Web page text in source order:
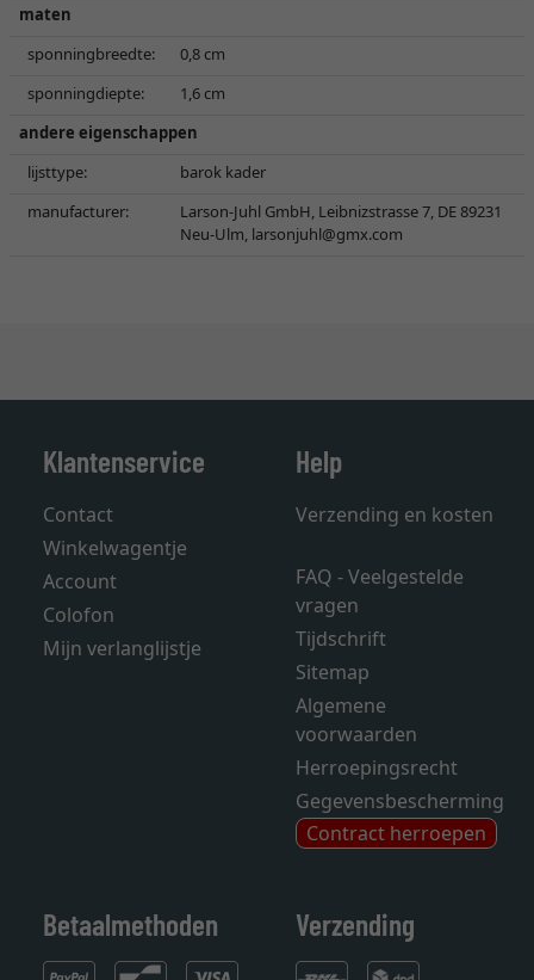
maten
sponningbreedte:
0,8 cm
sponningdiepte:
1,6 cm
andere eigenschappen
lijsttype:
barok kader
manufacturer:
Larson-Juhl GmbH, Leibnizstrasse 7, DE 89231
Neu-Ulm, larsonjuhl@gmx.com
Klantenservice
Contact
Winkelwagentje
Account
Colofon
Mijn verlanglijstje
Help
Verzending en kosten
FAQ - Veelgestelde
vragen
Tijdschrift
Sitemap
Algemene
voorwaarden
Herroepingsrecht
Gegevensbescherming
Contract herroepen
Betaalmethoden Verzending